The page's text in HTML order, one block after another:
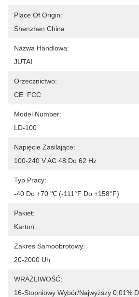
Place Of Origin:
Shenzhen China
Nazwa Handlowa:
JUTAI
Orzecznictwo:
CE  FCC
Model Number:
LD-100
Napięcie Zasilające:
100-240 V AC 48 Do 62 Hz
Typ Pracy:
-40 Do +70 ℃ (-111°F Do +158°F)
Pakiet:
Karton
Zakres Samoobrotowy:
20-2000 Uh
WRAŻLIWOŚĆ:
16-Stopniowy Wybór/Najwyższy 0,01%